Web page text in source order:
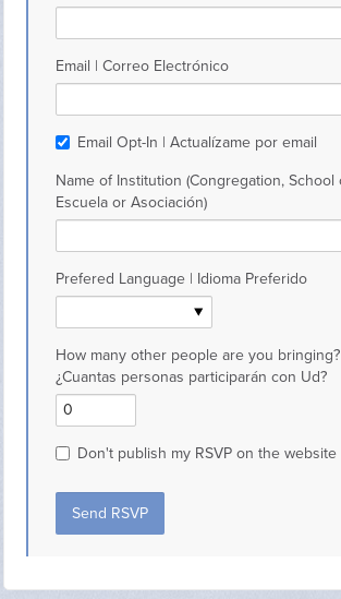
Email | Correo Electrónico
Email Opt-In | Actualízame por email
Name of Institution (Congregation,
Escuela or Asociación)
Prefered Language | Idioma Preferido
How many other people are you
¿Cuantas personas participarán con Ud?
Don't publish my RSVP on the website